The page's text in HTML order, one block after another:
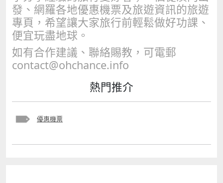
發、網羅各地優惠機票及旅遊資訊的旅遊
專頁，希望讓大家旅行前輕鬆做好功課、
便宜玩盡地球。
如有合作建議、聯絡賜教，可電郵
contact@ohchance.info
熱門推介
優惠機票